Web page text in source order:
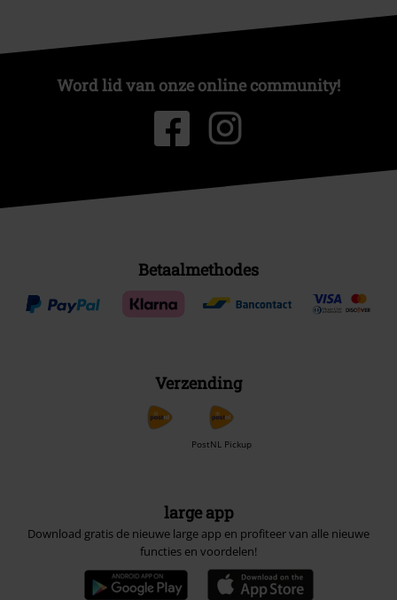
Word lid van onze online community!
Betaalmethodes
Verzending
PostNL Pickup
large app
Download gratis de nieuwe large app en profiteer van alle nieuwe
functies en voordelen!